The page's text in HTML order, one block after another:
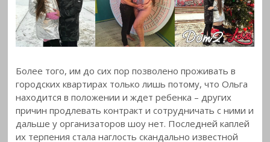
Более того, им до сих пор позволено проживать в
городских квартирах только лишь потому, что Ольга
находится в положении и ждет ребенка – других
причин продлевать контракт и сотрудничать с ними и
дальше у организаторов шоу нет. Последней каплей
их терпения стала наглость скандально известной